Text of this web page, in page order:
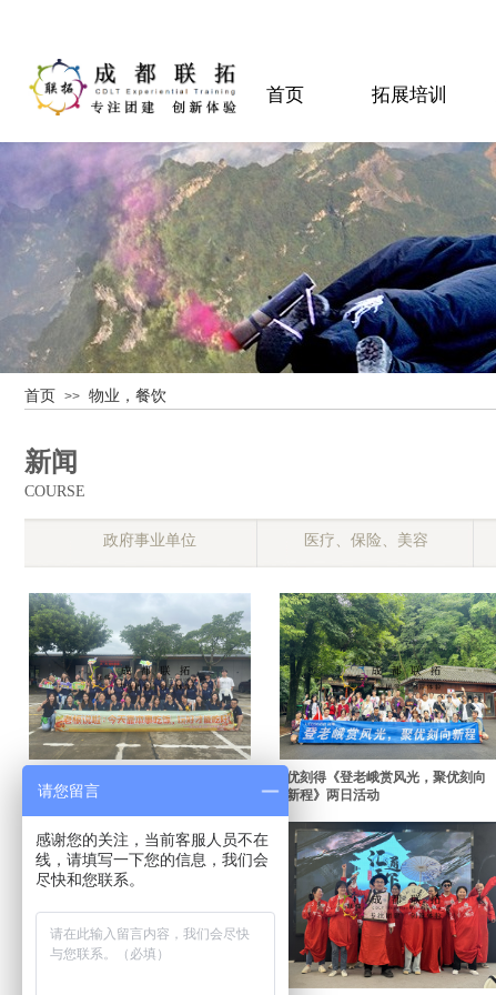
首页 >> 物业，餐饮
新闻
COURSE
政府事业单位 医疗、保险、美容
靠本事吃饭，玩好才能吃好！》
优刻得《登老峨赏风光，聚优刻向
新程》两日活动
首页 拓展培训
请您留言
感谢您的关注，当前客服人员不在
线，请填写一下您的信息，我们会
尽快和您联系。